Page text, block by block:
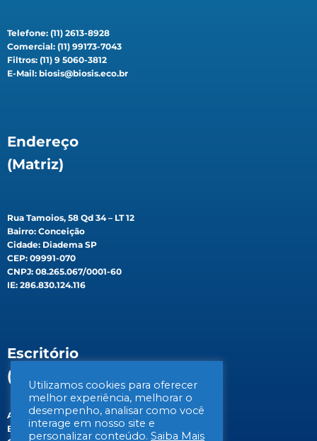
Telefone: (11) 2613-8928
Comercial: (11) 99173-7043
Filtros: (11) 9 5060-3812
E-Mail: biosis@biosis.eco.br
Endereço
(Matriz)
Rua Tamoios, 58 Qd 34 – LT 12
Bairro: Conceição
Cidade: Diadema SP
CEP: 09991-070
CNPJ: 08.265.067/0001-60
IE: 286.830.124.116
Escritório
(Filial)
Av. Gen. Valdomiro de Lima, 647B
Bairro: Jabaquara
Utilizamos cookies para oferecer
melhor experiência, melhorar o
desempenho, analisar como você
interage em nosso site e
personalizar conteúdo. Saiba Mais